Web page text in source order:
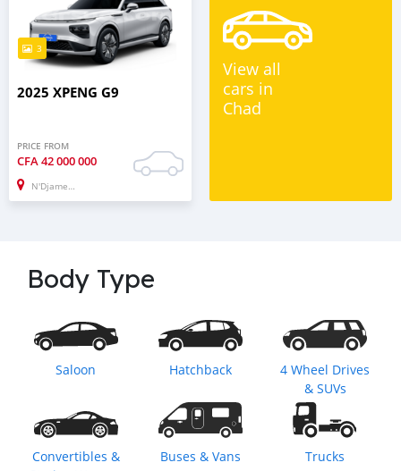
3
2025 XPENG G9
PRICE FROM
CFA42 000 000
N'Djamena
View all
cars in
Chad
Body Type
Saloon Hatchback
4 Wheel Drives
& SUVs
Convertibles &
Buses & Vans Trucks